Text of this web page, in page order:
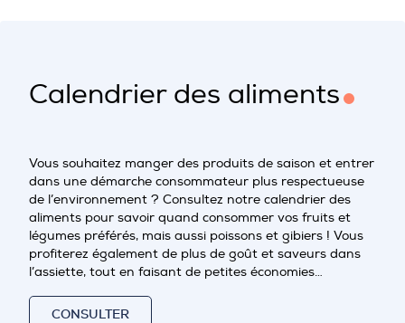
Calendrier des aliments
Vous souhaitez manger des produits de saison et entrer
dans une démarche consommateur plus respectueuse
de l’environnement ? Consultez notre calendrier des
aliments pour savoir quand consommer vos fruits et
légumes préférés, mais aussi poissons et gibiers ! Vous
profiterez également de plus de goût et saveurs dans
l’assiette, tout en faisant de petites économies…
CONSULTER